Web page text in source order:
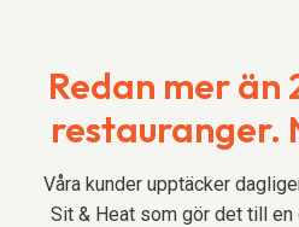
Redan mer
restauranger.
Våra kunder upptäcker
Sit & Heat som gör det till